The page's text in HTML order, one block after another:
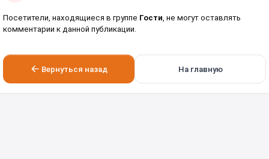
Посетители, находящиеся в группе Гости, не могут оставлять
комментарии к данной публикации.
Вернуться назад На главную